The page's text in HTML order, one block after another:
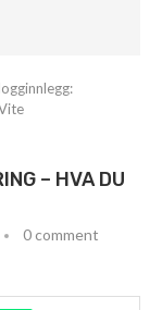
– HVA DU
0 comment